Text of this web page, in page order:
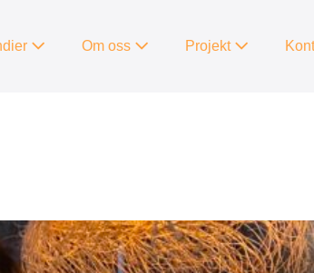
Om oss Projekt